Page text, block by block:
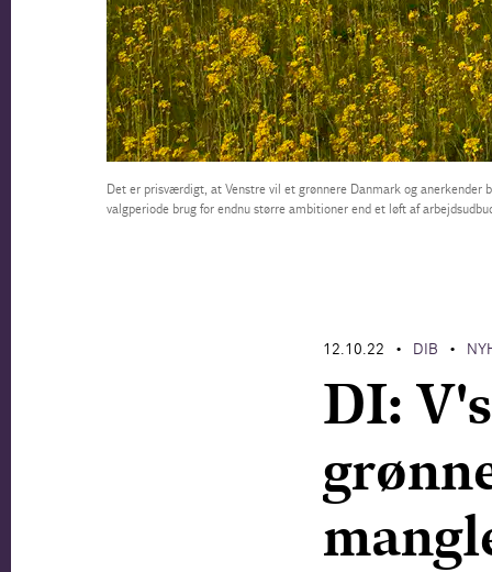
Det er prisværdigt, at Venstre vil et grønnere Danmark og
valgperiode brug for endnu større ambitioner end et løft af
12.10.22 • DIB •
DI: